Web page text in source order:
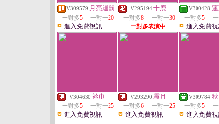
V309579 月亮逞罰
一對多5 一對一20
進入免費視訊
V295194 十鹿
一對多8 一對一30
一對多表演中
V300428
一對多5
進入免費
V304630 衿巾
一對多5 一對一25
進入免費視訊
V293290 霧月
一對多6 一對一25
進入免費視訊
V309784
一對多5
進入免費